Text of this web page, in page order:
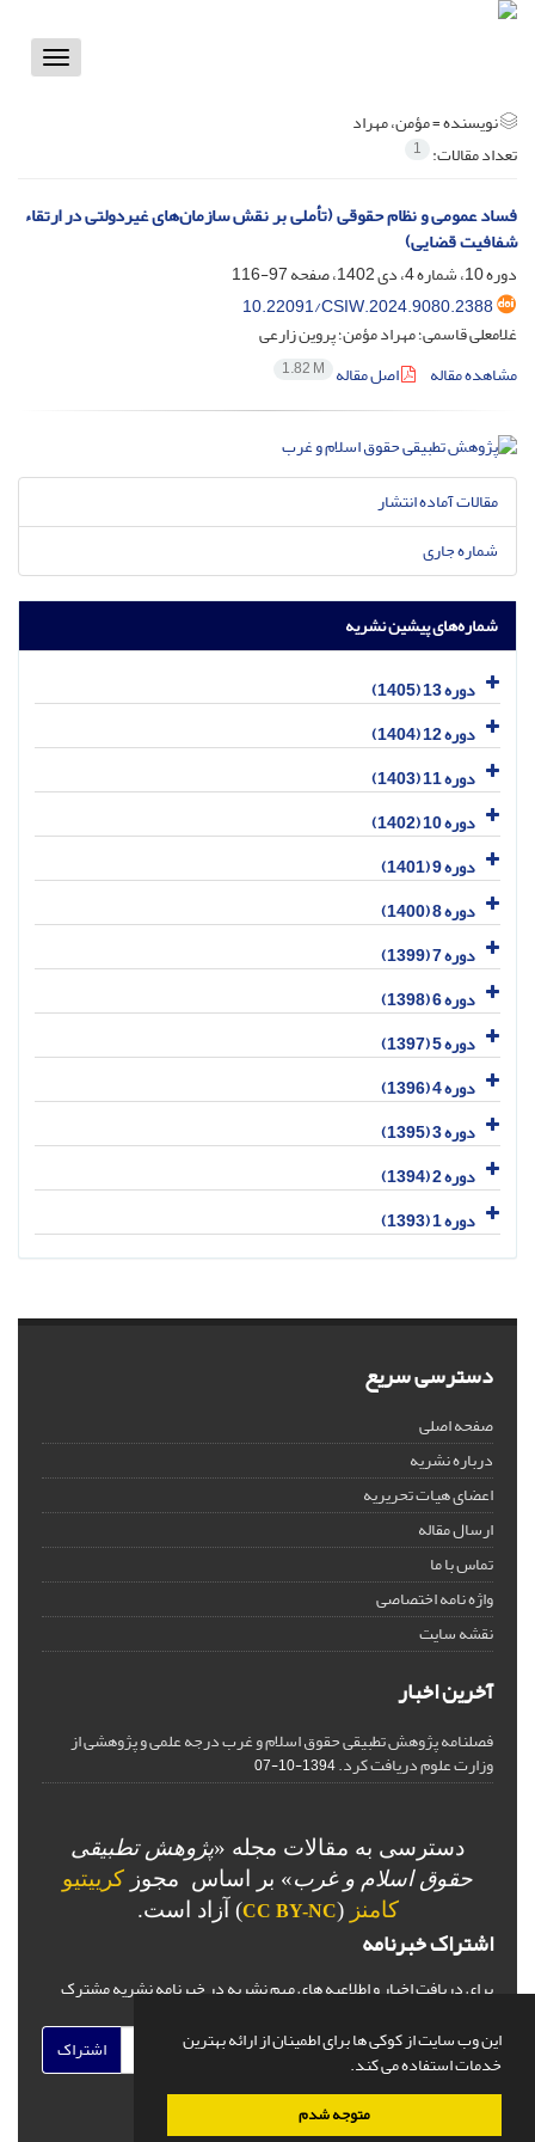
این وب سایت از کوکی ها برای اطمینان از ارائه بهترین
خدمات استفاده می کند.
متوجه شدم
Toggle
نویسنده =مؤمن، مهراد
تعداد مقالات: 1
فساد عمومی و نظام حقوقی (تأملی بر نقش سازمان‌های غیردولتی در ارتقاء
شفافیت قضایی)
دوره 10، شماره 4، دی 1402، صفحه
97-116
10.22091/CSIW.2024.9080.2388
غلامعلی قاسمی؛ مهراد مؤمن؛ پروین زارعی
مشاهده مقاله
اصل مقاله 1.82 M
مقالات آماده انتشار
شماره جاری
شماره‌های پیشین نشریه
دوره 13 (1405)
دوره 12 (1404)
دوره 11 (1403)
دوره 10 (1402)
دوره 9 (1401)
دوره 8 (1400)
دوره 7 (1399)
دوره 6 (1398)
دوره 5 (1397)
دوره 4 (1396)
دوره 3 (1395)
دوره 2 (1394)
دوره 1 (1393)
دسترسی سریع
صفحه اصلی
درباره نشریه
اعضای هیات تحریریه
ارسال مقاله
تماس با ما
واژه نامه اختصاصی
نقشه سایت
آخرین اخبار
فصلنامه پژوهش تطبیقی حقوق اسلام و غرب درجه علمی و پژوهشی از
وزارت علوم دریافت کرد.1394-10-07
دسترسی به مقالات مجله «پژوهش تطبیقی
حقوق اسلام و غرب» بر اساس مجوز کرییتیو
کامنز (
CC BY-NC) آزاد است.
اشتراک خبرنامه
برای دریافت اخبار و اطلاعیه های مهم نشریه در خبرنامه نشریه مشترک
اشتراک